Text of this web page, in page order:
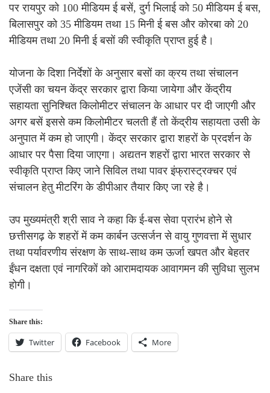
पर रायपुर को 100 मीडियम ई बसें, दुर्ग भिलाई को 50 मीडियम ई बस,
बिलासपुर को 35 मीडियम तथा 15 मिनी ई बस और कोरबा को 20
मीडियम तथा 20 मिनी ई बसों की स्वीकृति प्राप्त हुई है।
योजना के दिशा निर्देशों के अनुसार बसों का क्रय तथा संचालन
एजेंसी का चयन केंद्र सरकार द्वारा किया जायेगा और केंद्रीय
सहायता सुनिश्चित किलोमीटर संचालन के आधार पर दी जाएगी और
अगर बसें इससे कम किलोमीटर चलती हैं तो केंद्रीय सहायता उसी के
अनुपात में कम हो जाएगी। केंद्र सरकार द्वारा शहरों के प्रदर्शन के
आधार पर पैसा दिया जाएगा। अद्यतन शहरों द्वारा भारत सरकार से
स्वीकृति प्राप्त किए जाने सिविल तथा पावर इंफ्रास्ट्रक्चर एवं
संचालन हेतु मीटरिंग के डीपीआर तैयार किए जा रहे है।
उप मुख्यमंत्री श्री साव ने कहा कि ई-बस सेवा प्रारंभ होने से
छत्तीसगढ़ के शहरों में कम कार्बन उत्सर्जन से वायु गुणवत्ता में सुधार
तथा पर्यावरणीय संरक्षण के साथ-साथ कम ऊर्जा खपत और बेहतर
ईंधन दक्षता एवं नागरिकों को आरामदायक आवागमन की सुविधा सुलभ
होगी।
Share this:
Twitter Facebook More
Share this